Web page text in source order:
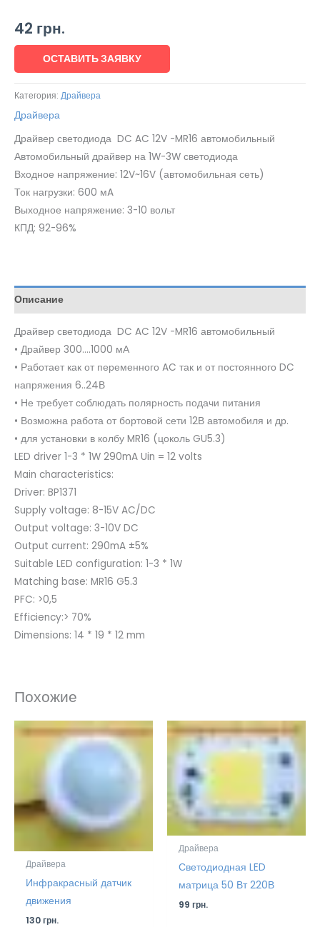
42 грн.
ОСТАВИТЬ ЗАЯВКУ
Категория: Драйвера
Драйвера
Драйвер светодиода DC AC 12V -MR16 автомобильный
Автомобильный драйвер на 1W-3W светодиода
Входное напряжение: 12V~16V (автомобильная сеть)
Ток нагрузки: 600 мA
Выходное напряжение: 3-10 вольт
КПД: 92-96%
Описание
Драйвер светодиода DC AC 12V -MR16 автомобильный
• Драйвер 300….1000 мА
• Работает как от переменного AC так и от постоянного DC
напряжения 6..24В
• Не требует соблюдать полярность подачи питания
• Возможна работа от бортовой сети 12В автомобиля и др.
• для установки в колбу MR16 (цоколь GU5.3)
LED driver 1-3 * 1W 290mA Uin = 12 volts
Main characteristics:
Driver: BP1371
Supply voltage: 8-15V AC/DC
Output voltage: 3-10V DC
Output current: 290mA ±5%
Suitable LED configuration: 1-3 * 1W
Matching base: MR16 G5.3
PFC: >0,5
Efficiency:> 70%
Dimensions: 14 * 19 * 12 mm
Похожие
Драйвера
Инфракрасный датчик
движения
130грн.
Драйвера
Светодиодная LED
матрица 50 Вт 220В
99грн.